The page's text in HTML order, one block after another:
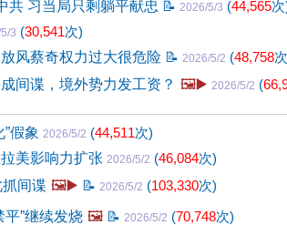
共 习当局只剩躺平献忠 📝 2026/5/3 (44,565
3 (30,541次)
风蔡奇权力过大很危险 📝 2026/5/2 (48,758
间谍，境外势力发工资？ 🖼️▶️ 2026/5/2 (
假象 2026/5/2 (44,511次)
美影响力扩张 2026/5/2 (46,084次)
间谍 🖼️▶️ 📝 2026/5/2 (103,330次)
”继续发烧 🖼️ 📝 2026/5/2 (70,748次)